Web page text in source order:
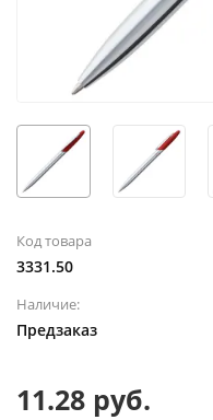
Код товара
3331.50
Наличие:
Предзаказ
11.28 руб.